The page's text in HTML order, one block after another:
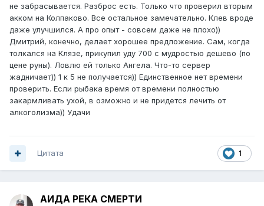
не забрасывается. Разброс есть. Только что проверил вторым
акком на Колпаково. Все остальное замечательно. Клев вроде
даже улучшился. А про опыт - совсем даже не плохо))
Дмитрий, конечно, делает хорошее предложение. Сам, когда
толкался на Клязе, прикупил уду 700 с мудростью дешево (по
цене руны). Ловлю ей только Ангела. Что-то сервер
жадничает)) 1 к 5 не получается)) Единственное нет времени
проверить. Если рыбака время от времени полностью
закармливать ухой, в озможно и не придется лечить от
алкоголизма)) Удачи
1
Цитата
АИДА РЕКА СМЕРТИ